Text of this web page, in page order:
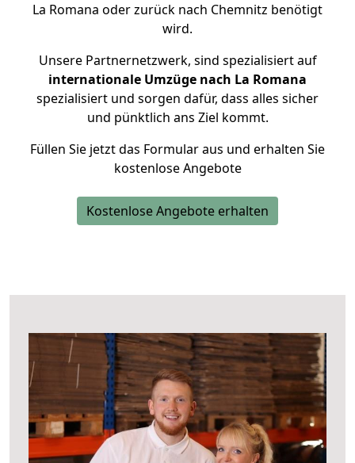
La Romana oder zurück nach Chemnitz benötigt
wird.
Unsere Partnernetzwerk, sind spezialisiert auf
internationale Umzüge nach La Romana
spezialisiert und sorgen dafür, dass alles sicher
und pünktlich ans Ziel kommt.
Füllen Sie jetzt das Formular aus und erhalten Sie
kostenlose Angebote
Kostenlose Angebote erhalten